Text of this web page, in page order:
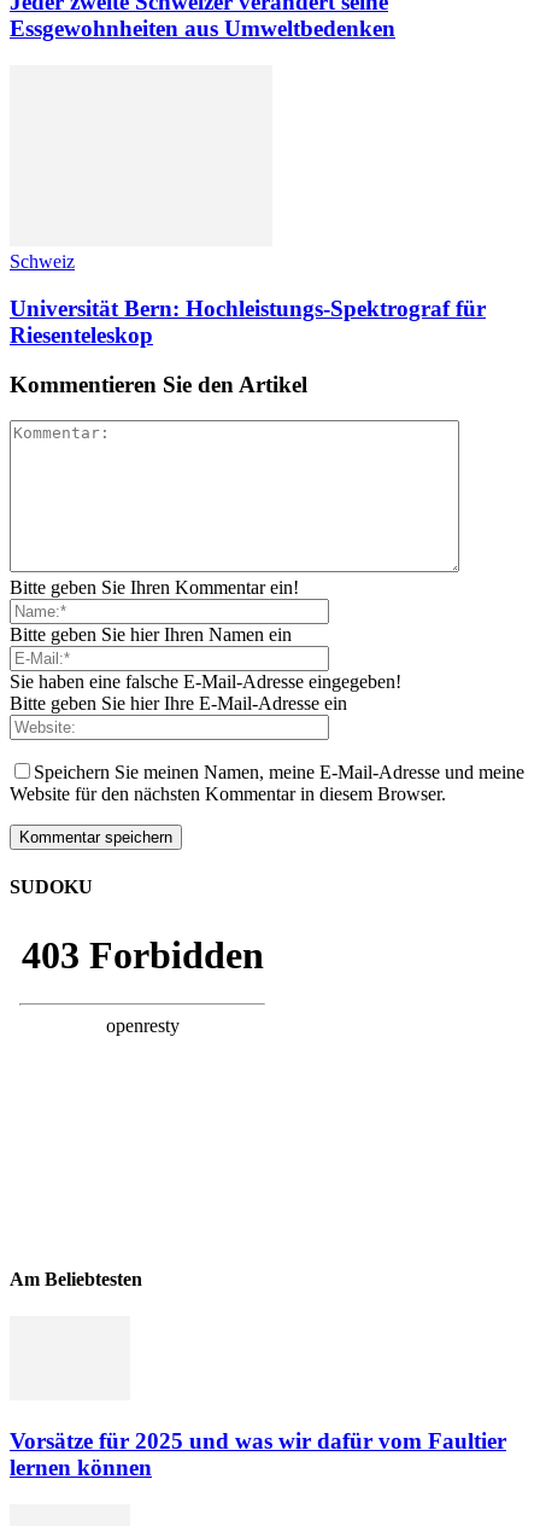
Essgewohnheiten aus Umweltbedenken
Schweiz
Universität Bern: Hochleistungs-Spektrograf für
Riesenteleskop
Kommentieren Sie den Artikel
Bitte geben Sie Ihren Kommentar ein!
Bitte geben Sie hier Ihren Namen ein
Sie haben eine falsche E-Mail-Adresse eingegeben!
Bitte geben Sie hier Ihre E-Mail-Adresse ein
Speichern Sie meinen Namen, meine E-Mail-Adresse und meine
Website für den nächsten Kommentar in diesem Browser.
SUDOKU
Am Beliebtesten
Vorsätze für 2025 und was wir dafür vom Faultier
lernen können